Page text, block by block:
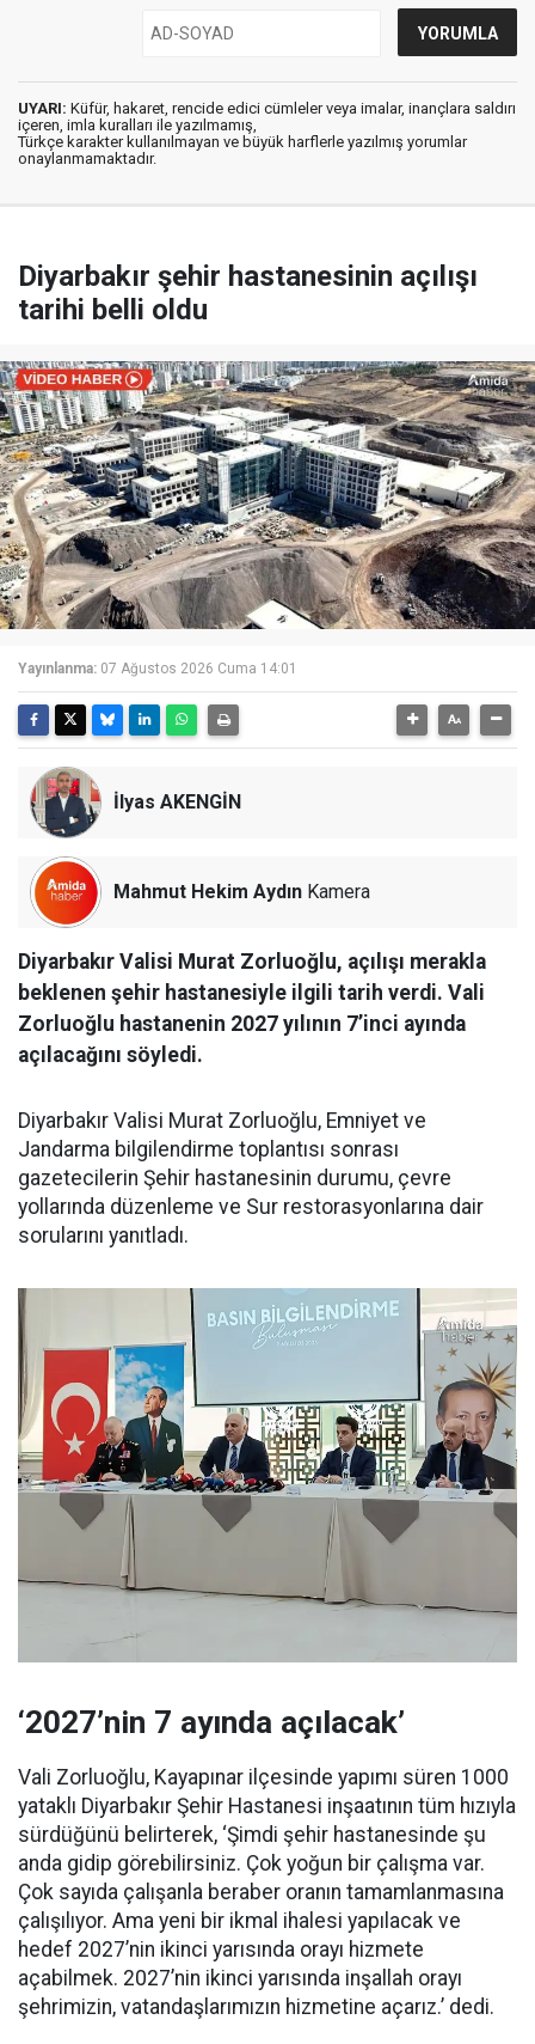
UYARI: Küfür, hakaret, rencide edici cümleler veya imalar, inançlara saldırı
içeren, imla kuralları ile yazılmamış,
Türkçe karakter kullanılmayan ve büyük harflerle yazılmış yorumlar
onaylanmamaktadır.
Diyarbakır şehir hastanesinin açılışı
tarihi belli oldu
Yayınlanma: 07 Ağustos 2026 Cuma 14:01
İlyas AKENGİN
Mahmut Hekim Aydın Kamera
Diyarbakır Valisi Murat Zorluoğlu, açılışı merakla
beklenen şehir hastanesiyle ilgili tarih verdi. Vali
Zorluoğlu hastanenin 2027 yılının 7’inci ayında
açılacağını söyledi.
Diyarbakır Valisi Murat Zorluoğlu, Emniyet ve
Jandarma bilgilendirme toplantısı sonrası
gazetecilerin Şehir hastanesinin durumu, çevre
yollarında düzenleme ve Sur restorasyonlarına dair
sorularını yanıtladı.
‘2027’nin 7 ayında açılacak’
Vali Zorluoğlu, Kayapınar ilçesinde yapımı süren 1000
yataklı Diyarbakır Şehir Hastanesi inşaatının tüm hızıyla
sürdüğünü belirterek, ‘Şimdi şehir hastanesinde şu
anda gidip görebilirsiniz. Çok yoğun bir çalışma var.
Çok sayıda çalışanla beraber oranın tamamlanmasına
çalışılıyor. Ama yeni bir ikmal ihalesi yapılacak ve
hedef 2027’nin ikinci yarısında orayı hizmete
açabilmek. 2027’nin ikinci yarısında inşallah orayı
şehrimizin, vatandaşlarımızın hizmetine açarız.’ dedi.